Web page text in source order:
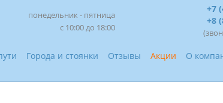
понедельник - пятница
с 10:00 до 18:00
+7
+8
Города и стоянки Отзывы Акции О